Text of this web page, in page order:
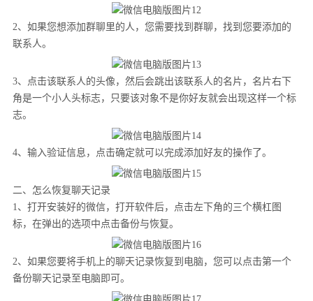
2、如果您想添加群聊里的人，您需要找到群聊，找到您要添加的
联系人。
3、点击该联系人的头像，然后会跳出该联系人的名片，名片右下
角是一个小人头标志，只要该对象不是你好友就会出现这样一个标
志。
4、输入验证信息，点击确定就可以完成添加好友的操作了。
二、怎么恢复聊天记录
1、打开安装好的微信，打开软件后，点击左下角的三个横杠图
标，在弹出的选项中点击备份与恢复。
2、如果您要将手机上的聊天记录恢复到电脑，您可以点击第一个
备份聊天记录至电脑即可。